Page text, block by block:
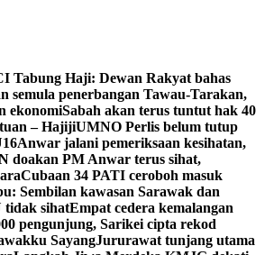
Tabung Haji: Dewan Rakyat bahas
semula penerbangan Tawau-Tarakan,
ekonomiSabah akan terus tuntut hak 40
– HajijiUMNO Perlis belum tutup
Anwar jalani pemeriksaan kesihatan,
doakan PM Anwar terus sihat,
Cubaan 34 PATI ceroboh masuk
Sembilan kawasan Sarawak dan
tidak sihatEmpat cedera kemalangan
pengunjung, Sarikei cipta rekod
SayangJururawat tunjang utama